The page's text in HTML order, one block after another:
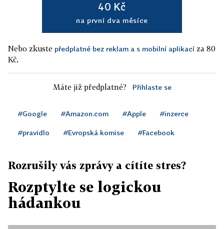
40 Kč
na první dva měsíce
Nebo zkuste předplatné bez reklam a s mobilní aplikací za 80
Kč.
Máte již předplatné? Přihlaste se
#Google #Amazon.com #Apple #inzerce
#pravidlo #Evropská komise #Facebook
Rozrušily vás zprávy a cítíte stres?
Rozptylte se logickou
hádankou